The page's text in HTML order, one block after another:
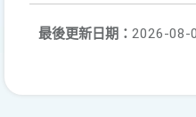
最後更新日期： 2026-08-